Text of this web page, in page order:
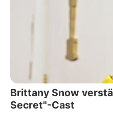
Brittany Snow
Secret"-Cast